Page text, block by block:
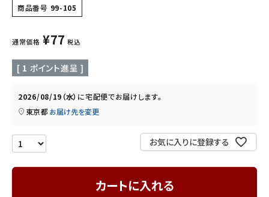
まごころお赤飯・その他から探す
コンテンツ
お知らせ
読み物
ご利用ガイド
商品番号 99-105
通常価格 ¥77 税込
[ 1 ポイント進呈 ]
2026/08/19（水） に宅配便でお届けします。
東京都 お届け先を変更
お気に入りに登録する
カートに入れる